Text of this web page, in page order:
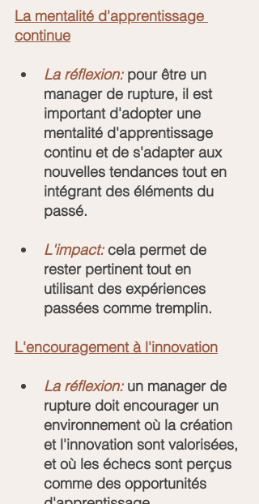
La mentalité d'apprentissage
continue
La réflexion: pour être un
manager de rupture, il est
important d'adopter une
mentalité d'apprentissage
continu et de s'adapter aux
nouvelles tendances tout en
intégrant des éléments du
passé.
L'impact: cela permet de
rester pertinent tout en
utilisant des expériences
passées comme tremplin.
L'encouragement à l'innovation
La réflexion: un manager de
rupture doit encourager un
environnement où la création
et l'innovation sont valorisées,
et où les échecs sont perçus
comme des opportunités